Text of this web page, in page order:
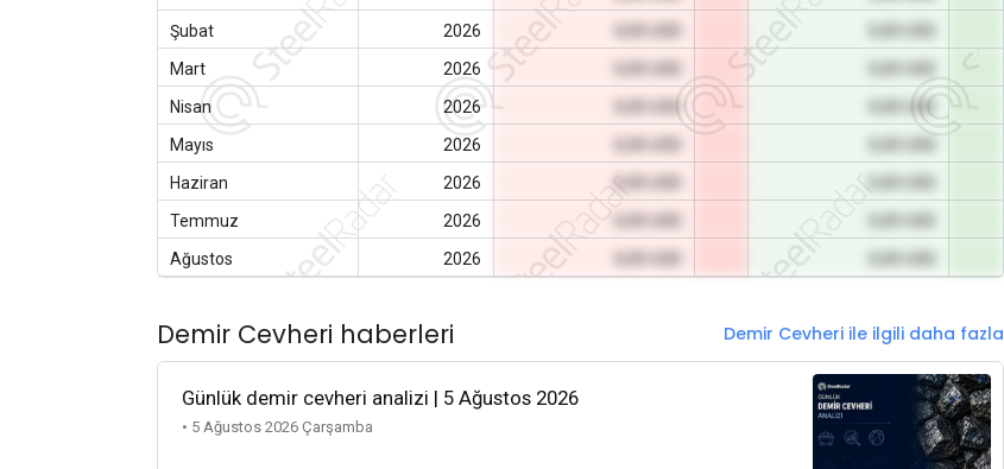
Şubat
2026
Mart
2026
Nisan
2026
0,00 USD
Mayıs
2026
Haziran
2026 0,00 USD
Temmuz
2026
Ağustos
2026
Demir Cevheri haberleri Demir Cevheri ile ilgili daha fazla
Günlük demir cevheri analizi | 5 Ağustos 2026
• 5 Ağustos 2026 Çarşamba